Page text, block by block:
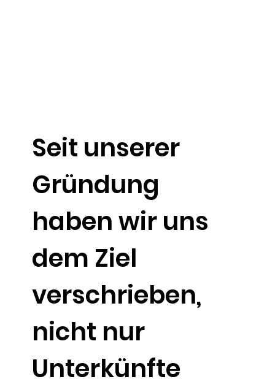
Seit unserer
Gründung
haben wir uns
dem Ziel
verschrieben,
nicht nur
Unterkünfte